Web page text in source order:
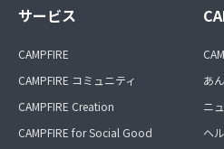
サービス
CAMPFIRE
CAMPFIRE コミュニティ
CAMPFIRE Creation
CAMPFIRE for Social Good
あ
ニ
ヘ